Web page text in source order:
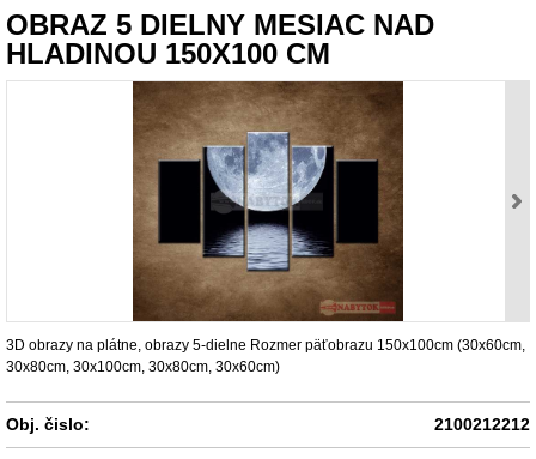
OBRAZ 5 DIELNY MESIAC NAD
HLADINOU 150X100 CM
3D obrazy na plátne, obrazy 5-dielne Rozmer päťobrazu 150x100cm (30x60cm,
30x80cm, 30x100cm, 30x80cm, 30x60cm)
Obj. čislo: 2100212212